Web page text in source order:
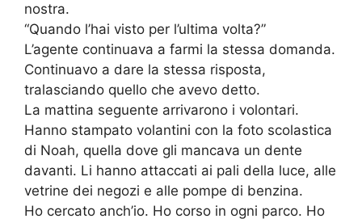
nostra.
“Quando l’hai visto per l’ultima volta?”
L’agente continuava a farmi la stessa domanda.
Continuavo a dare la stessa risposta,
tralasciando quello che avevo detto.
La mattina seguente arrivarono i volontari.
Hanno stampato volantini con la foto scolastica
di Noah, quella dove gli mancava un dente
davanti. Li hanno attaccati ai pali della luce, alle
vetrine dei negozi e alle pompe di benzina.
Ho cercato anch’io. Ho corso in ogni parco. Ho